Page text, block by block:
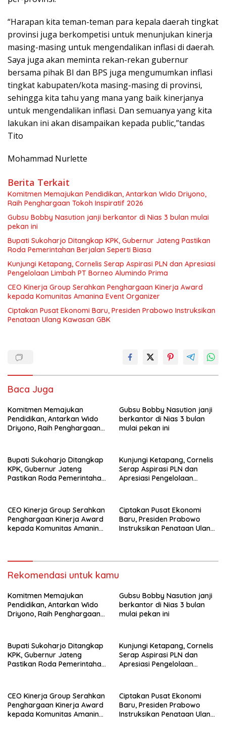
“Harapan kita teman-teman para kepala daerah tingkat
provinsi juga berkompetisi untuk menunjukan kinerja
masing-masing untuk mengendalikan inflasi di daerah.
Saya juga akan meminta rekan-rekan gubernur
bersama pihak BI dan BPS juga mengumumkan inflasi
tingkat kabupaten/kota masing-masing di provinsi,
sehingga kita tahu yang mana yang baik kinerjanya
untuk mengendalikan inflasi. Dan semuanya yang kita
lakukan ini akan disampaikan kepada public,”tandas
Tito
Mohammad Nurlette
Berita Terkait
Komitmen Memajukan Pendidikan, Antarkan Wido Driyono,
Raih Penghargaan Tokoh Inspiratif 2026
Gubsu Bobby Nasution janji berkantor di Nias 3 bulan mulai
pekan ini
Bupati Sukoharjo Ditangkap KPK, Gubernur Jateng Pastikan
Roda Pemerintahan Berjalan Seperti Biasa
Kunjungi Ketapang, Cornelis Serap Aspirasi PLN dan Apresiasi
Pengelolaan Limbah PT Borneo Alumindo Prima
CEO Kinerja Group Serahkan Penghargaan Kinerja Award
kepada Komunitas Amanina Event Organizer
Ciptakan Pusat Ekonomi Baru, Presiden Prabowo Instruksikan
Penataan Ulang Kawasan GBK
Baca Juga
Komitmen Memajukan
Pendidikan, Antarkan Wido
Driyono, Raih Penghargaan
Gubsu Bobby Nasution janji
berkantor di Nias 3 bulan
mulai pekan ini
Bupati Sukoharjo Ditangkap
KPK, Gubernur Jateng
Pastikan Roda Pemerintahan
Kunjungi Ketapang, Cornelis
Serap Aspirasi PLN dan
Apresiasi Pengelolaan
CEO Kinerja Group Serahkan
Penghargaan Kinerja Award
kepada Komunitas Amanina
Ciptakan Pusat Ekonomi
Baru, Presiden Prabowo
Instruksikan Penataan Ulang
Rekomendasi untuk kamu
Komitmen Memajukan
Pendidikan, Antarkan Wido
Driyono, Raih Penghargaan
Gubsu Bobby Nasution janji
berkantor di Nias 3 bulan
mulai pekan ini
Bupati Sukoharjo Ditangkap
KPK, Gubernur Jateng
Pastikan Roda Pemerintahan
Kunjungi Ketapang, Cornelis
Serap Aspirasi PLN dan
Apresiasi Pengelolaan
CEO Kinerja Group Serahkan
Penghargaan Kinerja Award
kepada Komunitas Amanina
Ciptakan Pusat Ekonomi
Baru, Presiden Prabowo
Instruksikan Penataan Ulang